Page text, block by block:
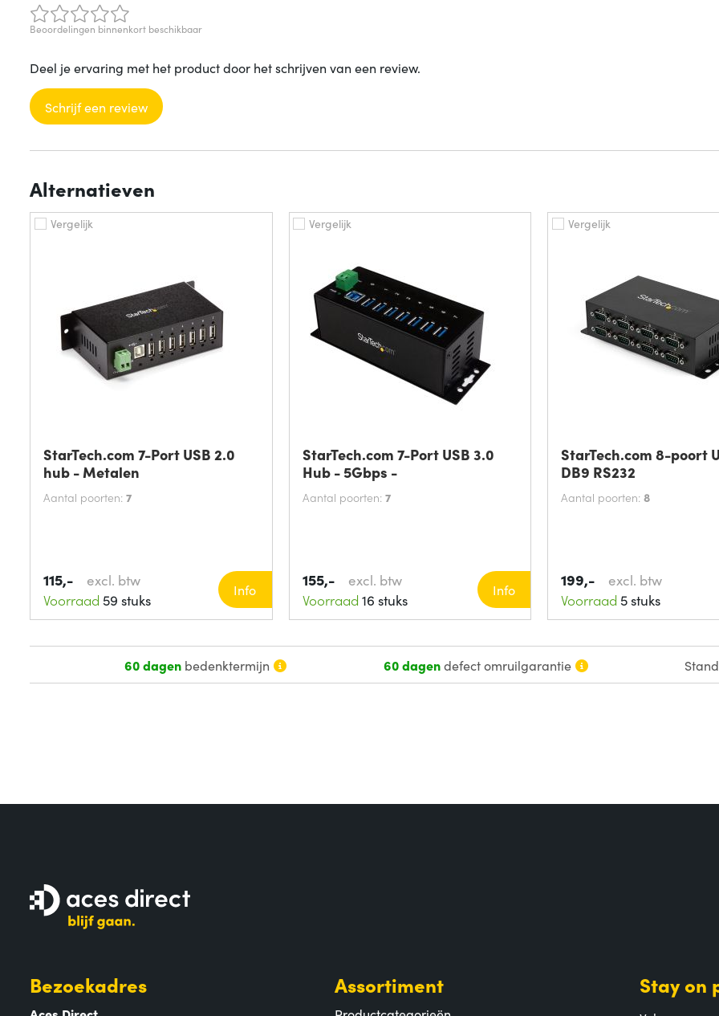
Beoordelingen binnenkort beschikbaar
Deel je ervaring met het product door het schrijven van een review.
Schrijf een review
Alternatieven
Vergelijk
StarTech.com 7-Port USB 2.0
hub - Metalen
Aantal poorten: 7
115,-
excl. btw
Voorraad 59 stuks
Info
Vergelijk
StarTech.com 7-Port USB 3.0
Hub - 5Gbps -
Aantal poorten: 7
155,-
excl. btw
Voorraad 16 stuks
Info
Vergelijk
StarTech.com 8-poort
DB9 RS232
Aantal poorten: 8
199,-
excl. btw
Voorraad 5 stuks
60 dagenbedenktermijn 60 dagendefect omruilgarantie
Bezoekadres Assortiment Stay on